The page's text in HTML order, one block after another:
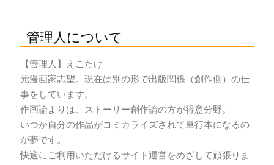
管理人について
【管理人】えこたけ
元漫画家志望。現在は別の形で出版関係（創作側）の仕
事をしています。
作画論よりは、ストーリー創作論の方が得意分野。
いつか自分の作品がコミカライズされて単行本になるの
が夢です。
快適にご利用いただけるサイト運営をめざして頑張りま